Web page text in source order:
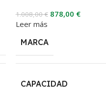
1.008,00€ 878,00 €
Leer más
MARCA
CAPACIDAD